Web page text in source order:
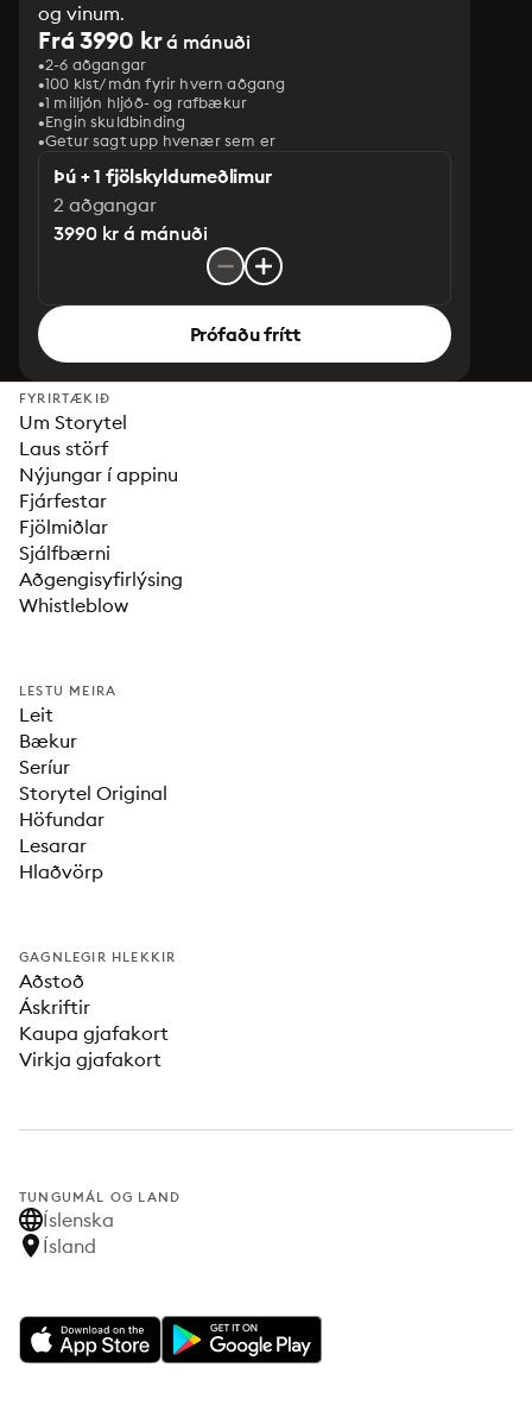
og vinum.
Frá 3990 krá mánuði
2-6 aðgangar
100 klst/mán fyrir hvern aðgang
1 milljón hljóð- og rafbækur
‎Engin skuldbinding
Getur sagt upp hvenær sem er
Þú + 1 fjölskyldumeðlimur
2 aðgangar
3990 kr á mánuði
Prófaðu frítt
FYRIRTÆKIÐ
Um Storytel
Laus störf
Nýjungar í appinu
Fjárfestar
Fjölmiðlar
Sjálfbærni
Aðgengisyfirlýsing
Whistleblow
LESTU MEIRA
Leit
Bækur
Seríur
Storytel Original
Höfundar
Lesarar
Hlaðvörp
GAGNLEGIR HLEKKIR
Aðstoð
Áskriftir
Kaupa gjafakort
Virkja gjafakort
TUNGUMÁL OG LAND
Íslenska
Ísland